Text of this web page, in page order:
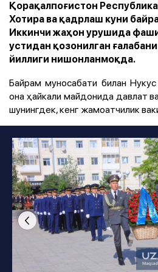
Қорақалпоғистон
Хотира ва қадрлаш куни
Иккинчи жаҳон урушида
устидан қозонилган
йиллиги нишонланмоқда.
Байрам муносабати билан
она ҳайкали майдонида давлат
шунингдек, кенг жамоатчилик